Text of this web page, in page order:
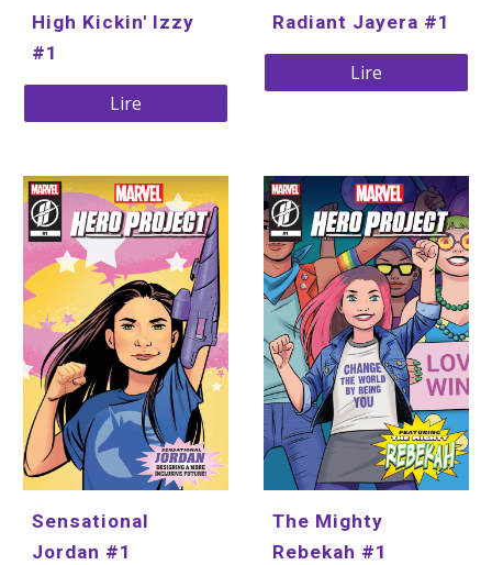
High Kickin' Izzy
#1
Lire
Radiant Jayera #1
Lire
Sensational
Jordan #1
The Mighty
Rebekah #1